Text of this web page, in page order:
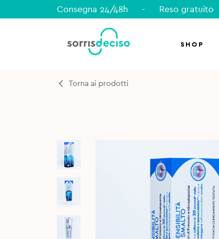
Consegna 24/48h - Reso gratuito
SHOP
Torna ai prodotti